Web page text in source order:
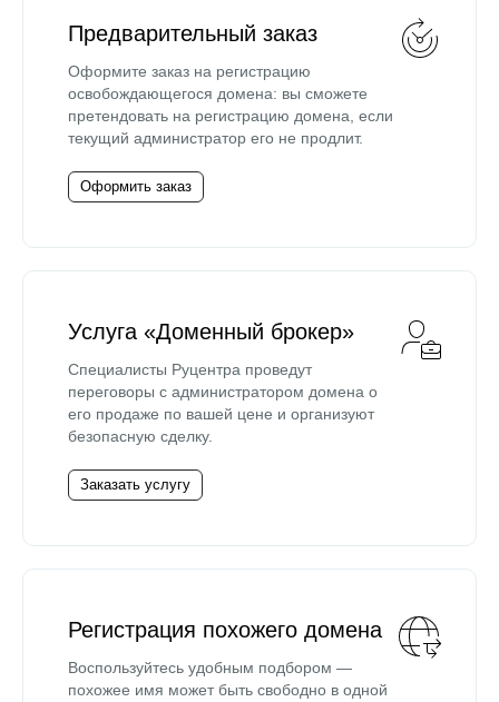
Предварительный заказ
Оформите заказ на регистрацию
освобождающегося домена: вы сможете
претендовать на регистрацию домена, если
текущий администратор его не продлит.
Оформить заказ
Услуга «Доменный брокер»
Специалисты Руцентра проведут
переговоры с администратором домена о
его продаже по вашей цене и организуют
безопасную сделку.
Заказать услугу
Регистрация похожего домена
Воспользуйтесь удобным подбором —
похожее имя может быть свободно в одной